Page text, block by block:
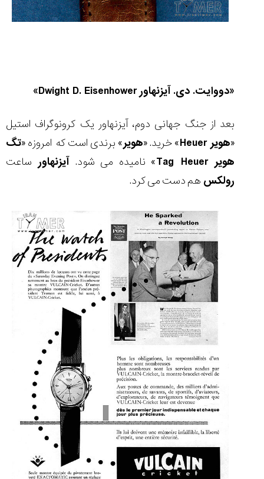
«دووایت. دی. آیزنهاورDwight D. Eisenhower
»
بعد از جنگ جهانی دوم، آیزنهاور یک کرونوگراف استیل
«هویرHeuer» خرید. «هویر» برندی است که امروزه «تگ
هویرTag Heuer» نامیده می شود.آیزنهاور ساعت
رولکس هم دست می کرد.